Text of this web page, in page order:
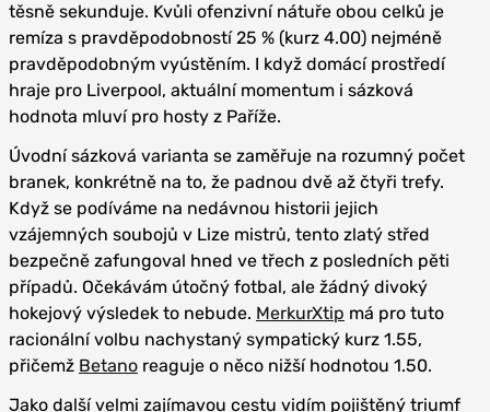
těsně sekunduje. Kvůli ofenzivní nátuře obou celků je
remíza s pravděpodobností 25 % (kurz 4.00) nejméně
pravděpodobným vyústěním. I když domácí prostředí
hraje pro Liverpool, aktuální momentum i sázková
hodnota mluví pro hosty z Paříže.
Úvodní sázková varianta se zaměřuje na rozumný počet
branek, konkrétně na to, že padnou dvě až čtyři trefy.
Když se podíváme na nedávnou historii jejich
vzájemných soubojů v Lize mistrů, tento zlatý střed
bezpečně zafungoval hned ve třech z posledních pěti
případů. Očekávám útočný fotbal, ale žádný divoký
hokejový výsledek to nebude. MerkurXtip má pro tuto
racionální volbu nachystaný sympatický kurz 1.55,
přičemž Betano reaguje o něco nižší hodnotou 1.50.
Jako další velmi zajímavou cestu vidím pojištěný triumf